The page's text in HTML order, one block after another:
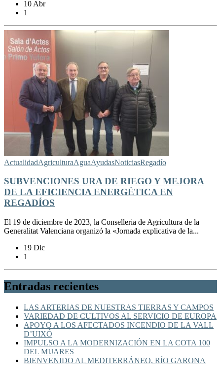
10 Abr
1
ActualidadAgriculturaAguaAyudasNoticiasRegadío
SUBVENCIONES URA DE RIEGO Y MEJORA
DE LA EFICIENCIA ENERGÉTICA EN
REGADÍOS
El 19 de diciembre de 2023, la Conselleria de Agricultura de la
Generalitat Valenciana organizó la «Jornada explicativa de la...
19 Dic
1
Entradas recientes
LAS ARTERIAS DE NUESTRAS TIERRAS Y CAMPOS
VARIEDAD DE CULTIVOS AL SERVICIO DE EUROPA
APOYO A LOS AFECTADOS INCENDIO DE LA VALL
D’UIXÓ
IMPULSO A LA MODERNIZACIÓN EN LA COTA 100
DEL MIJARES
BIENVENIDO AL MEDITERRÁNEO, RÍO GARONA